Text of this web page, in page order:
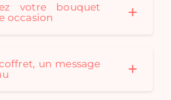
votre bouquet
occasion
un message